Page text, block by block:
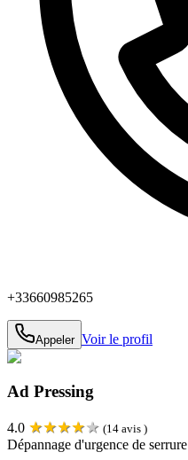
+33660985265
Appeler Voir le profil
Ad Pressing
4.0 ★★★★★ (14 avis )
Dépannage d'urgence de serrure